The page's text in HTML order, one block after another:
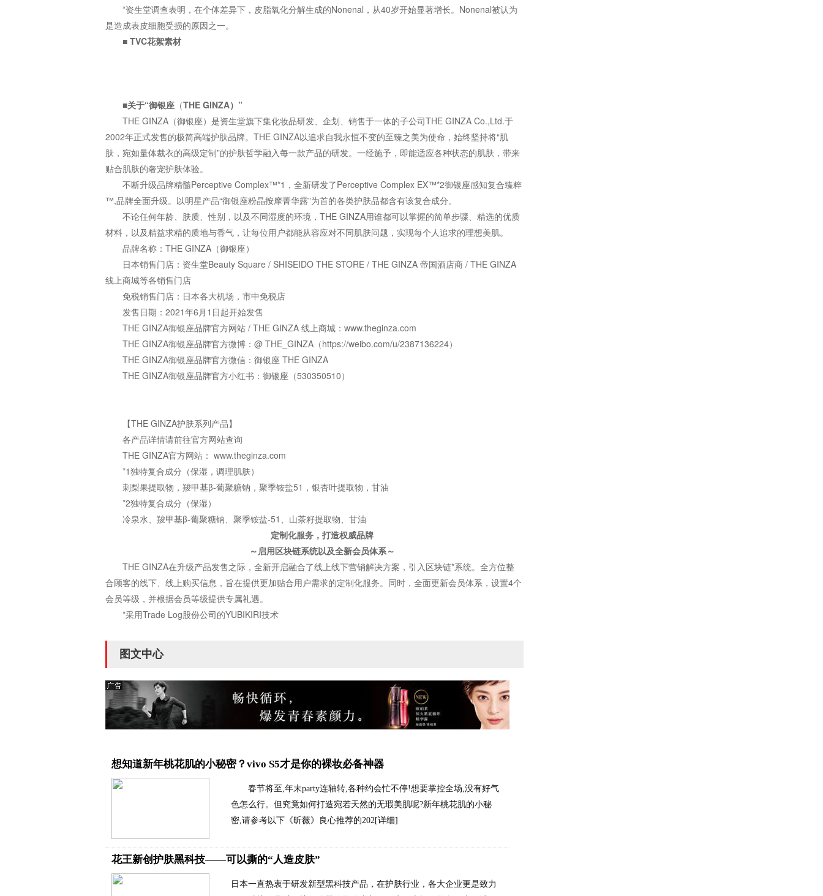
*资生堂调查表明，在个体差异下，皮脂氧化分解生成的Nonenal，从40岁开始显著增长。Nonenal被认为
是造成表皮细胞受损的原因之一。
■ TVC花絮素材
■关于“御银座 （THE GINZA）”
THE GINZA（御银座）是资生堂旗下集化妆品研发、企划、销售于一体的子公司THE GINZA Co.,Ltd.于
2002年正式发售的极简高端护肤品牌。THE GINZA以追求自我永恒不变的至臻之美为使命，始终坚持将“肌
肤，宛如量体裁衣的高级定制”的护肤哲学融入每一款产品的研发。一经施予，即能适应各种状态的肌肤，带来
贴合肌肤的奢宠护肤体验。
不断升级品牌精髓Perceptive Complex™*1，全新研发了Perceptive Complex EX™*2御银座感知复合臻粹
™,品牌全面升级。以明星产品“御银座粉晶按摩菁华露”为首的各类护肤品都含有该复合成分。
不论任何年龄、肤质、性别，以及不同湿度的环境，THE GINZA用谁都可以掌握的简单步骤、精选的优质
材料，以及精益求精的质地与香气，让每位用户都能从容应对不同肌肤问题，实现每个人追求的理想美肌。
品牌名称：THE GINZA（御银座）
日本销售门店：资生堂Beauty Square / SHISEIDO THE STORE / THE GINZA 帝国酒店商 / THE GINZA
线上商城等各销售门店
免税销售门店：日本各大机场，市中免税店
发售日期：2021年6月1日起开始发售
THE GINZA御银座品牌官方网站 / THE GINZA 线上商城：www.theginza.com
THE GINZA御银座品牌官方微博：@ THE_GINZA（https://weibo.com/u/2387136224）
THE GINZA御银座品牌官方微信：御银座 THE GINZA
THE GINZA御银座品牌官方小红书：御银座（530350510）
【THE GINZA护肤系列产品】
各产品详情请前往官方网站查询
THE GINZA官方网站： www.theginza.com
*1独特复合成分（保湿，调理肌肤）
刺梨果提取物，羧甲基β-葡聚糖钠，聚季铵盐51，银杏叶提取物，甘油
*2独特复合成分（保湿）
冷泉水、羧甲基β-葡聚糖钠、聚季铵盐-51、山茶籽提取物、甘油
定制化服务，打造权威品牌
～启用区块链系统以及全新会员体系～
THE GINZA在升级产品发售之际，全新开启融合了线上线下营销解决方案，引入区块链*系统。全方位整
合顾客的线下、线上购买信息，旨在提供更加贴合用户需求的定制化服务。同时，全面更新会员体系，设置4个
会员等级，并根据会员等级提供专属礼遇。
*采用Trade Log股份公司的YUBIKIRI技术
图文中心
想知道新年桃花肌的小秘密？vivo S5才是你的裸妆必备神器
春节将至,年末party连轴转,各种约会忙不停!想要掌控全场,没有好气
色怎么行。但究竟如何打造宛若天然的无瑕美肌呢?新年桃花肌的小秘
密,请参考以下《昕薇》良心推荐的202[详细]
花王新创护肤黑科技——可以撕的“人造皮肤”
日本一直热衷于研发新型黑科技产品，在护肤行业，各大企业更是致力